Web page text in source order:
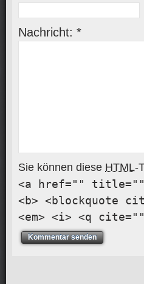
Nachricht: *
Sie können diese HTML-
<a href=""
<b> <blockquote
<em> <i> <q